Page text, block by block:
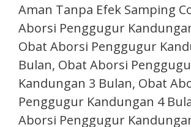
Aman Tanpa Efek Samping
Aborsi Penggugur
Obat Aborsi Penggugur
Bulan, Obat Aborsi
Kandungan 3 Bulan, Obat
Penggugur Kandungan 4
Aborsi Penggugur